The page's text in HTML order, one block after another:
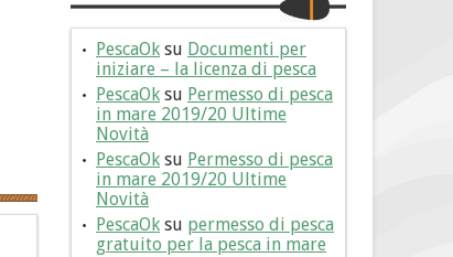
PescaOk su Documenti per
iniziare – la licenza di pesca
PescaOk su Permesso di pesca
in mare 2019/20 Ultime
Novità
PescaOk su Permesso di pesca
in mare 2019/20 Ultime
Novità
PescaOk su permesso di pesca
gratuito per la pesca in mare